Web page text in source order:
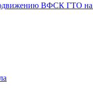
ВФСК ГТО на